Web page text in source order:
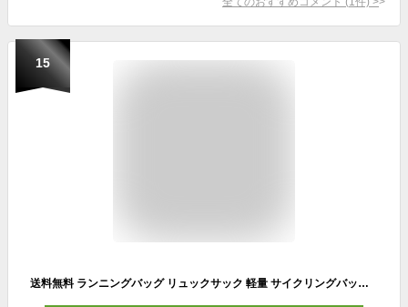
15
送料無料 ランニングバッグ リュックサック 軽量 サイクリングバッグ ウォーキングバッグ リュック ジョギング 5L 軽い 男女兼用 ユニセックス マラソン レース 登山 クライミング レディース メンズ 女性用 男性用 自転車